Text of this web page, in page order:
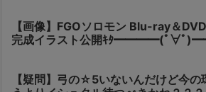
【画像】FGOソロモン Blu-ray＆
完成イラスト公開ｷﾀ━━━━(ﾟ∀ﾟ
【疑問】弓の☆5いないんだけど今の